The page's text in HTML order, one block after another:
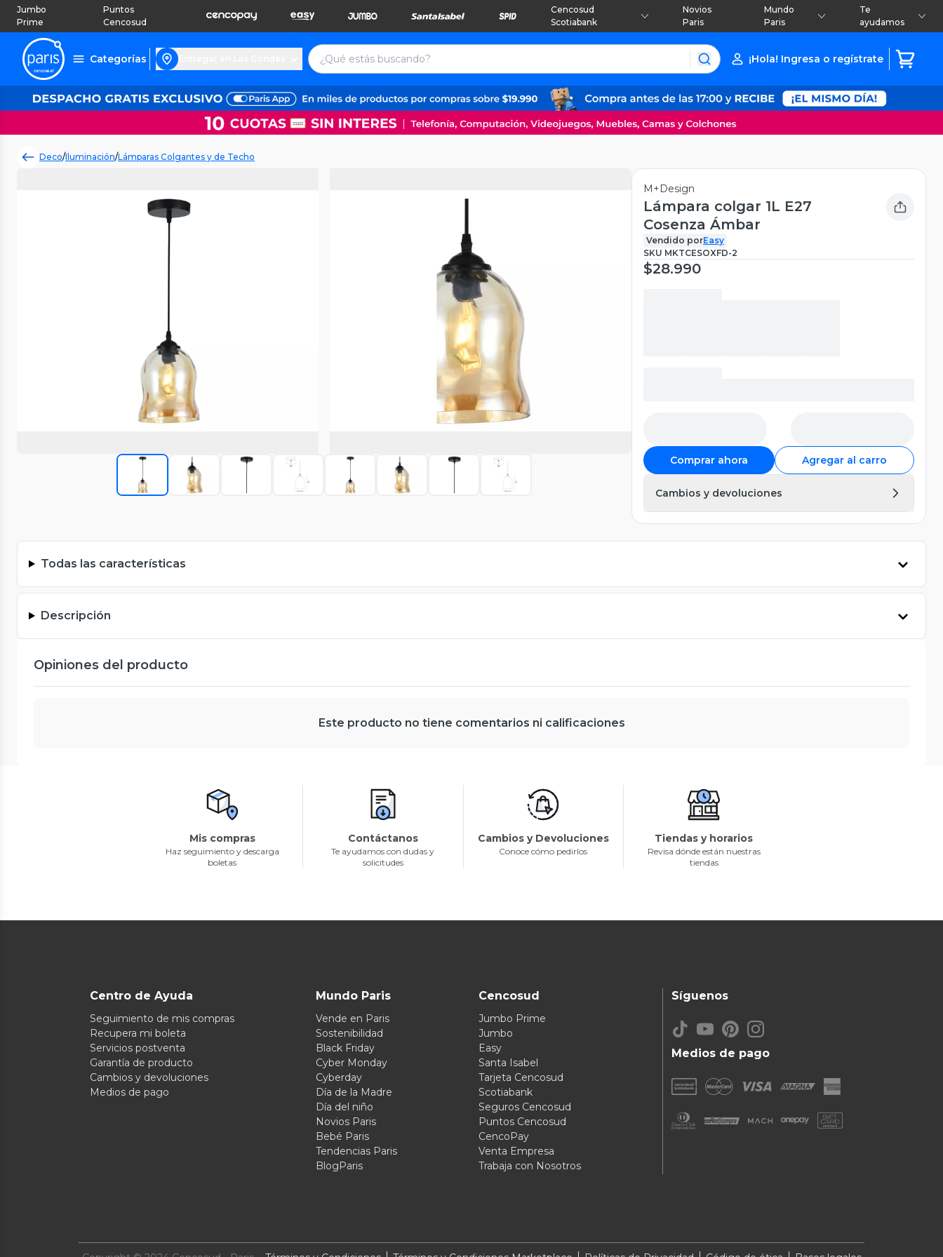
Jumbo
Prime
Puntos
Cencosud
Cencosud
Scotiabank
Novios
Paris
Mundo
Paris
Te
ayudamos
Categorías ¡Hola! Ingresa o regístrate
Deco/Iluminación/Lámparas Colgantes y de Techo
M+Design
Lámpara colgar 1L E27
Cosenza Ámbar
Vendido porEasy
SKU MKTCESOXFD-2
$28.990
Comprar ahora Agregar al carro
Cambios y devoluciones
Todas las características
Descripción
Opiniones del producto
Este producto no tiene comentarios ni calificaciones
Mis compras
Haz seguimiento y descarga
boletas
Contáctanos
Te ayudamos con dudas y
solicitudes
Cambios y Devoluciones
Conoce cómo pedirlos
Tiendas y horarios
Revisa dónde están nuestras
tiendas
Centro de Ayuda
Seguimiento de mis compras
Recupera mi boleta
Servicios postventa
Garantía de producto
Cambios y devoluciones
Medios de pago
Mundo Paris
Vende en Paris
Sostenibilidad
Black Friday
Cyber Monday
Cyberday
Día de la Madre
Día del niño
Novios Paris
Bebé Paris
Tendencias Paris
BlogParis
Cencosud
Jumbo Prime
Jumbo
Easy
Santa Isabel
Tarjeta Cencosud
Scotiabank
Seguros Cencosud
Puntos Cencosud
CencoPay
Venta Empresa
Trabaja con Nosotros
Medios de pago
Síguenos